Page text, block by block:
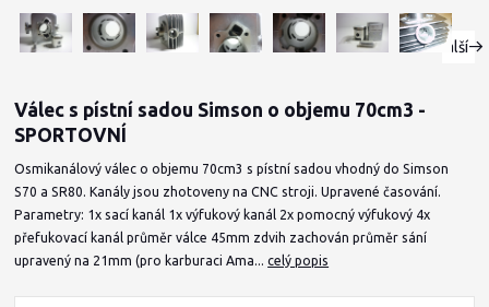
Další
Válec s pístní sadou Simson o objemu 70cm3 -
SPORTOVNÍ
Osmikanálový válec o objemu 70cm3 s pístní sadou vhodný do Simson
S70 a SR80. Kanály jsou zhotoveny na CNC stroji. Upravené časování.
Parametry: 1x sací kanál 1x výfukový kanál 2x pomocný výfukový 4x
přefukovací kanál průměr válce 45mm zdvih zachován průměr sání
upravený na 21mm (pro karburaci Ama...celý popis